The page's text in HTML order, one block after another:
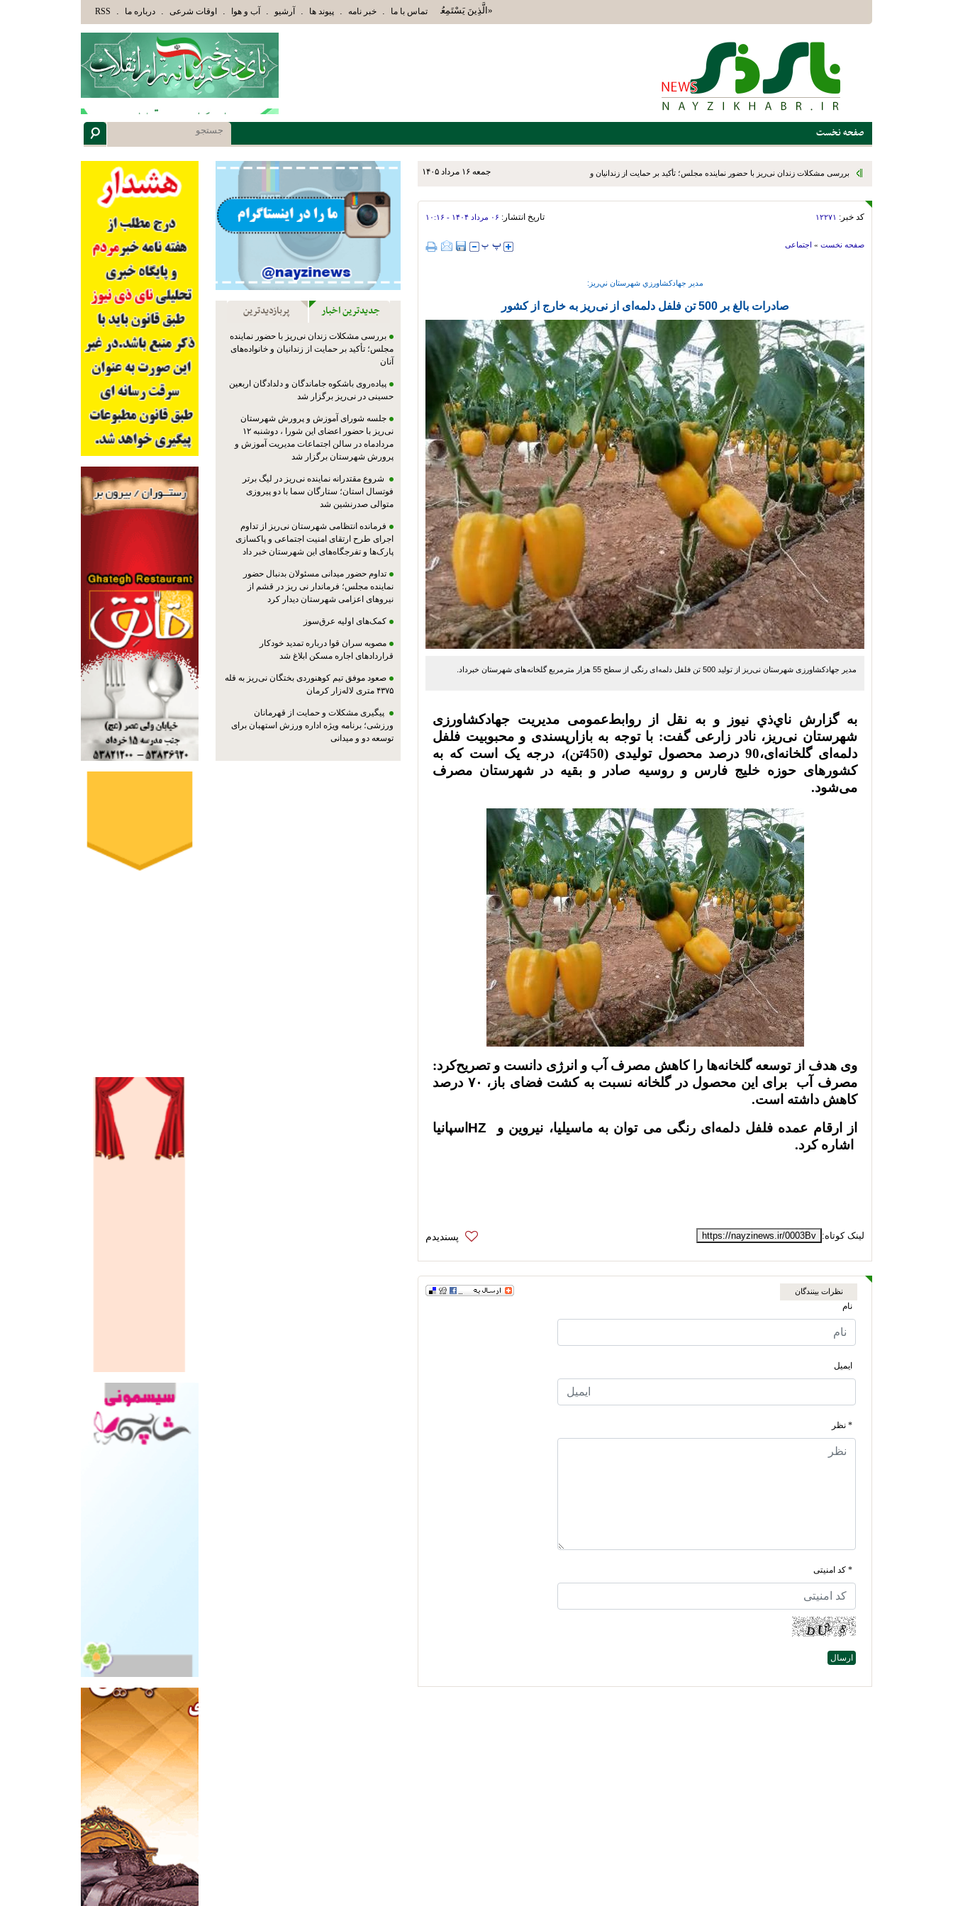
«الَّذِينَ يَسْتَمِعُونَ الْقَوْلَ فَيَتَّبِعُونَ أَحْسَنَهُ أُوْلَئِكَ الَّذِينَ هَدَاهُمُ اللَّهُ وَأُوْلَئِكَ هُمْ أُوْلُوا الْأَلْبَابِ» عاقلان هدایت یافته،حرفها را میشنوند و سپس
تماس با ما . خبر نامه . پیوند ها . آرشیو . آب و هوا . اوقات شرعی . درباره ما .
RSS
صفحه نخست
جمعه ۱۶ مرداد ۱۴۰۵ بررسی مشکلات زندان نی‌ریز با حضور نماینده مجلس؛ تأکید بر حمایت از زندانیان و خانواده‌های آنان
کد خبر: ۱۲۲۷۱ تاریخ انتشار: ۰۶ مرداد ۱۴۰۴ - ۱۰:۱۶
صفحه نخست » اجتماعی
مدير جهادكشاورزي شهرستان ني‌ريز:
صادرات بالغ بر 500 تن فلفل دلمه‌ای از نی‌ریز به خارج از کشور
مدیر جهادکشاورزی شهرستان نی‌ریز از تولید 500 تن فلفل‌ دلمه‌ای رنگی از سطح 55 هزار مترمربع گلخانه‌های شهرستان خبرداد.
به گزارش ناي‌ذي نيوز و به نقل از روابط‌عمومی مدیریت جهادکشاورزی
شهرستان نی‌ریز، نادر زارعی گفت: با توجه به بازارپسندی و محبوبیت فلفل
دلمه‌ای گلخانه‌ای،90 درصد محصول تولیدی (450تن)، درجه یک است که به
کشور‌های حوزه خلیج فارس و روسیه صادر و بقیه در شهرستان مصرف
می‌شود.
وی هدف از توسعه گلخانه‌ها را کاهش مصرف آب و انرژی دانست و تصریح‌کرد:
مصرف آب برای این محصول در گلخانه نسبت به کشت فضای باز، ۷۰ درصد
کاهش داشته است.
از ارقام عمده فلفل دلمه‌ای رنگی می توان به ماسیلیا، نیروین و
HZ اسپانیا
اشاره کرد.
لینک کوتاه: https://nayzinews.ir/0003Bv
نظرات بینندگان
نام
ایمیل
* نظر
* کد امنیتی
جدیدترین اخبار پربازدیدترین
بررسی مشکلات زندان نی‌ریز با حضور نماینده
مجلس؛ تأکید بر حمایت از زندانیان و خانواده‌های
آنان
پیاده‌روی باشکوه جاماندگان و دلدادگان اربعین
حسینی در نی‌ریز برگزار شد
جلسه شورای آموزش و پرورش شهرستان
نی‌ریز با حضور اعضای این شورا ، دوشنبه ۱۲
مردادماه در سالن اجتماعات مدیریت آموزش و
پرورش شهرستان برگزار شد
شروع مقتدرانه نماینده نی‌ریز در لیگ برتر
فوتسال استان؛ ستارگان سما با دو پیروزی
متوالی صدرنشین شد
فرمانده انتظامی شهرستان نی‌ریز از تداوم
اجرای طرح ارتقای امنیت اجتماعی و پاکسازی
پارک‌ها و تفرجگاه‌های این شهرستان خبر داد
تداوم حضور میدانی مسئولان بدنبال حضور
نماینده مجلس؛ فرماندار نی ریز در قشم از
نیروهای اعزامی شهرستان دیدار کرد
کمک‌های اولیه عرق‌سوز
مصوبه سران قوا درباره تمدید خودکار
قراردادهای اجاره مسکن ابلاغ شد
صعود موفق تیم کوهنوردی بختگان نی‌ریز به قله
۴۳۷۵ متری لاله‌زار کرمان
پیگیری مشکلات و حمایت از قهرمانان
ورزشی؛ برنامه ویژه اداره ورزش استهبان برای
توسعه دو و میدانی